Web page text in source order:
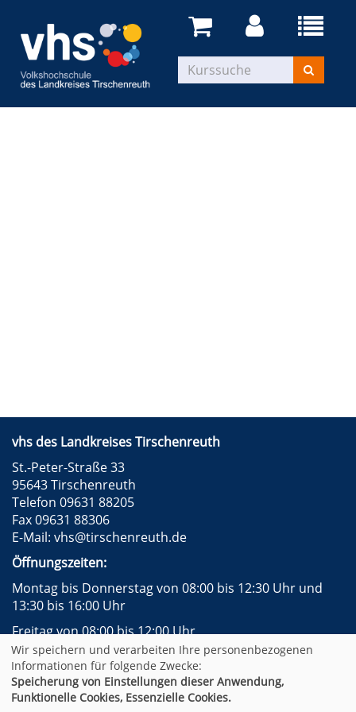
vhs des Landkreises Tirschenreuth
St.-Peter-Straße 33
95643 Tirschenreuth
Telefon 09631 88205
Fax 09631 88306
E-Mail: vhs@tirschenreuth.de
Öffnungszeiten:
Montag bis Donnerstag von 08:00 bis 12:30 Uhr und
13:30 bis 16:00 Uhr
Freitag von 08:00 bis 12:00 Uhr
Facebook
Instagram
Impressum
AGB
Datenschutzerklärung
Widerrufsformular
Newsletter
Sitemap
Wir speichern und verarbeiten Ihre personenbezogenen
Informationen für folgende Zwecke:
Speicherung von Einstellungen dieser Anwendung,
Funktionelle Cookies, Essenzielle Cookies.